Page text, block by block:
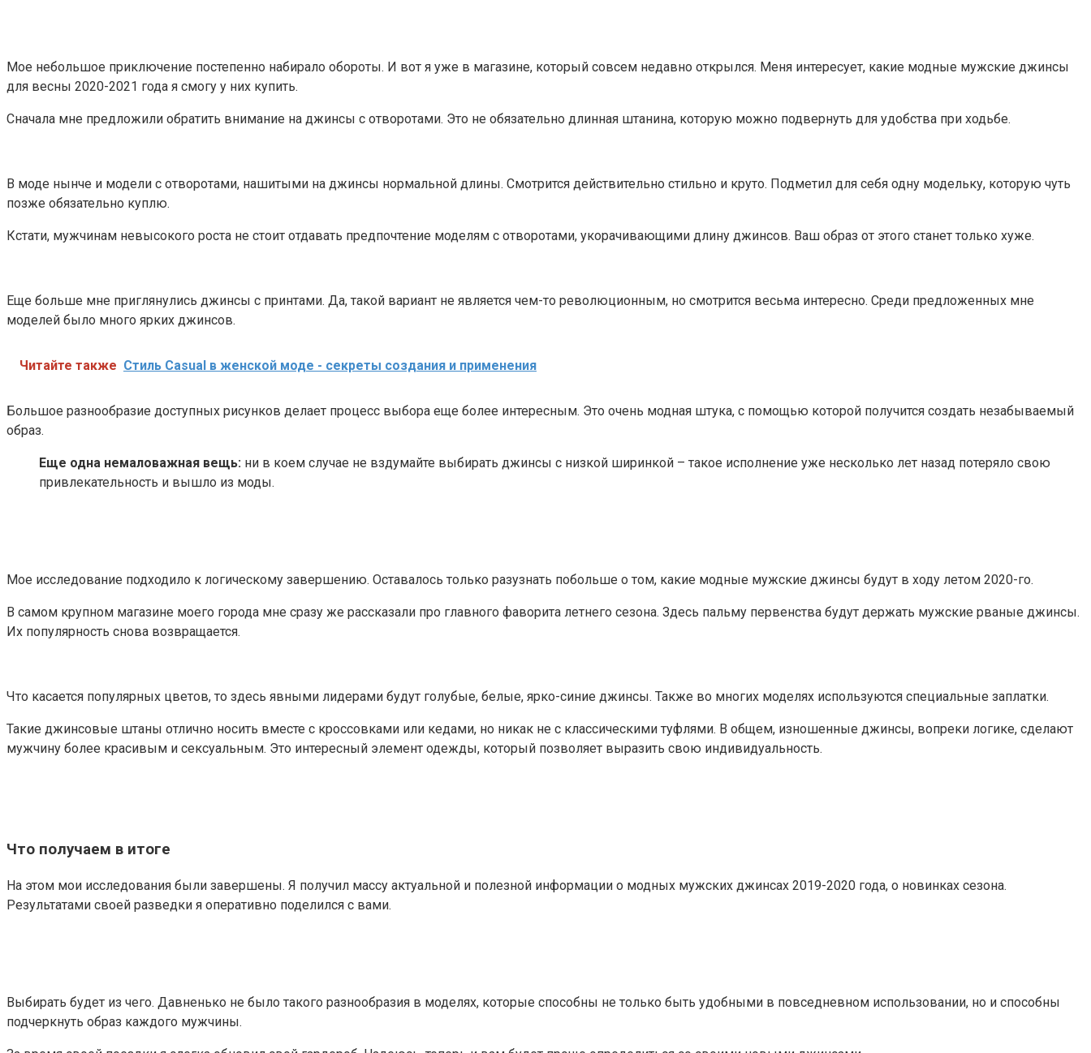
Мое небольшое приключение постепенно набирало обороты. И вот я уже в магазине, который совсем недавно открылся. Меня интересует, какие модные мужские джинсы
для весны 2020-2021 года я смогу у них купить.
Сначала мне предложили обратить внимание на джинсы с отворотами. Это не обязательно длинная штанина, которую можно подвернуть для удобства при ходьбе.
В моде нынче и модели с отворотами, нашитыми на джинсы нормальной длины. Смотрится действительно стильно и круто. Подметил для себя одну модельку, которую чуть
позже обязательно куплю.
Кстати, мужчинам невысокого роста не стоит отдавать предпочтение моделям с отворотами, укорачивающими длину джинсов. Ваш образ от этого станет только хуже.
Еще больше мне приглянулись джинсы с принтами. Да, такой вариант не является чем-то революционным, но смотрится весьма интересно. Среди предложенных мне
моделей было много ярких джинсов.
Читайте также Стиль Casual в женской моде - секреты создания и применения
Большое разнообразие доступных рисунков делает процесс выбора еще более интересным. Это очень модная штука, с помощью которой получится создать незабываемый
образ.
Еще одна немаловажная вещь: ни в коем случае не вздумайте выбирать джинсы с низкой ширинкой – такое исполнение уже несколько лет назад потеряло свою
привлекательность и вышло из моды.
Мое исследование подходило к логическому завершению. Оставалось только разузнать побольше о том, какие модные мужские джинсы будут в ходу летом 2020-го.
В самом крупном магазине моего города мне сразу же рассказали про главного фаворита летнего сезона. Здесь пальму первенства будут держать мужские рваные джинсы.
Их популярность снова возвращается.
Что касается популярных цветов, то здесь явными лидерами будут голубые, белые, ярко-синие джинсы. Также во многих моделях используются специальные заплатки.
Такие джинсовые штаны отлично носить вместе с кроссовками или кедами, но никак не с классическими туфлями. В общем, изношенные джинсы, вопреки логике, сделают
мужчину более красивым и сексуальным. Это интересный элемент одежды, который позволяет выразить свою индивидуальность.
Что получаем в итоге
На этом мои исследования были завершены. Я получил массу актуальной и полезной информации о модных мужских джинсах 2019-2020 года, о новинках сезона.
Результатами своей разведки я оперативно поделился с вами.
Выбирать будет из чего. Давненько не было такого разнообразия в моделях, которые способны не только быть удобными в повседневном использовании, но и способны
подчеркнуть образ каждого мужчины.